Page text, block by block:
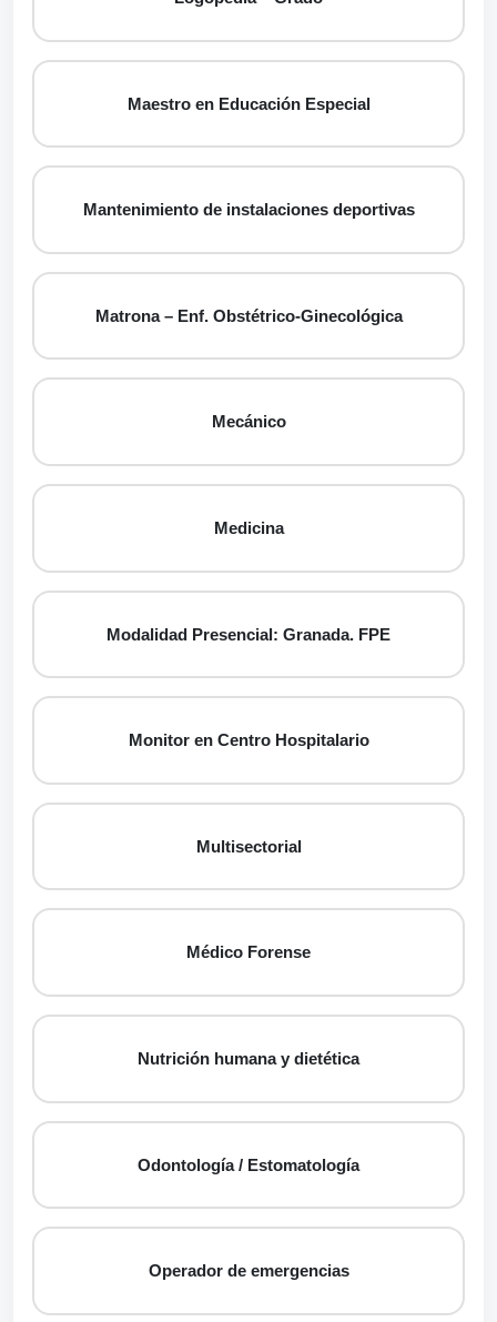
Maestro en Educación Especial
Mantenimiento de instalaciones deportivas
Matrona – Enf. Obstétrico-Ginecológica
Mecánico
Medicina
Modalidad Presencial: Granada. FPE
Monitor en Centro Hospitalario
Multisectorial
Médico Forense
Nutrición humana y dietética
Odontología / Estomatología
Operador de emergencias